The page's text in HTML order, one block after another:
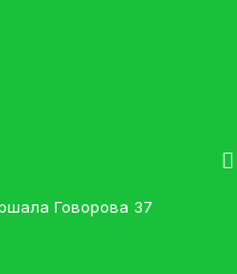
- 3 зеркала
Говорова 37